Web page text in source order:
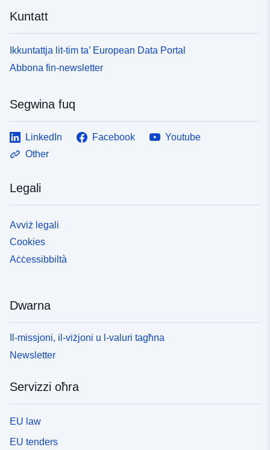
Kuntatt
Ikkuntattja lit-tim ta’ European Data Portal
Abbona fin-newsletter
Segwina fuq
LinkedIn Facebook
Youtube
Other
Legali
Avviż legali
Cookies
Aċċessibbiltà
Dwarna
Il-missjoni, il-viżjoni u l-valuri tagħna
Newsletter
Servizzi oħra
EU law
EU tenders